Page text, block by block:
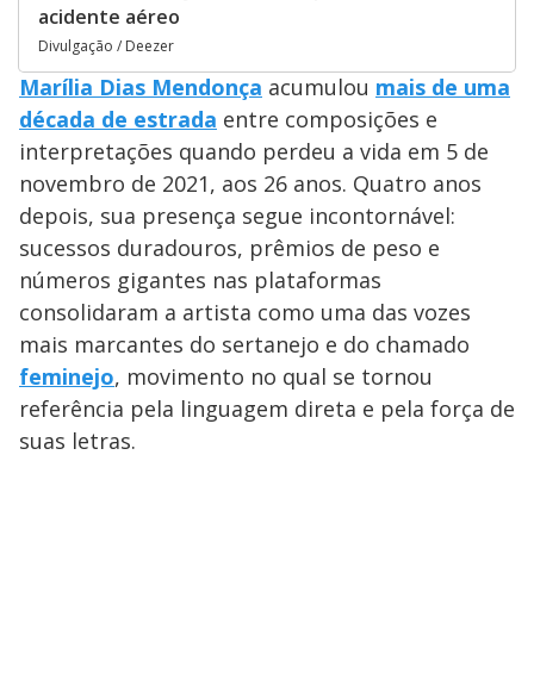
acidente aéreo
Divulgação / Deezer
Marília Dias Mendonça acumulou mais de uma
década de estrada entre composições e
interpretações quando perdeu a vida em 5 de
novembro de 2021, aos 26 anos. Quatro anos
depois, sua presença segue incontornável:
sucessos duradouros, prêmios de peso e
números gigantes nas plataformas
consolidaram a artista como uma das vozes
mais marcantes do sertanejo e do chamado
feminejo, movimento no qual se tornou
referência pela linguagem direta e pela força de
suas letras.